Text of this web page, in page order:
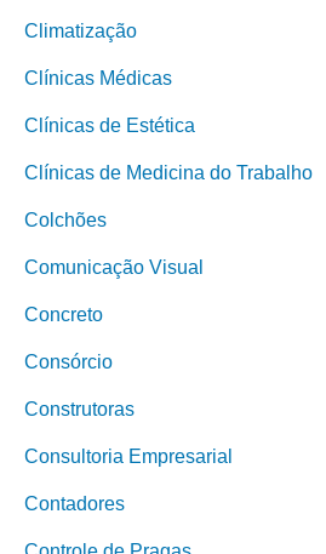
Climatização
Clínicas Médicas
Clínicas de Estética
Clínicas de Medicina do Trabalho
Colchões
Comunicação Visual
Concreto
Consórcio
Construtoras
Consultoria Empresarial
Contadores